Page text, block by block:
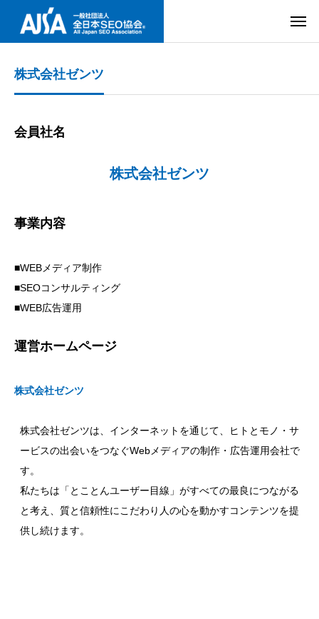
株式会社ゼンツ
会員社名
株式会社ゼンツ
事業内容
■WEBメディア制作
■SEOコンサルティング
■WEB広告運用
運営ホームページ
株式会社ゼンツ
株式会社ゼンツは、インターネットを通じて、ヒトとモノ・サ
ービスの出会いをつなぐWebメディアの制作・広告運用会社で
す。
私たちは「とことんユーザー目線」がすべての最良につながる
と考え、質と信頼性にこだわり人の心を動かすコンテンツを提
供し続けます。